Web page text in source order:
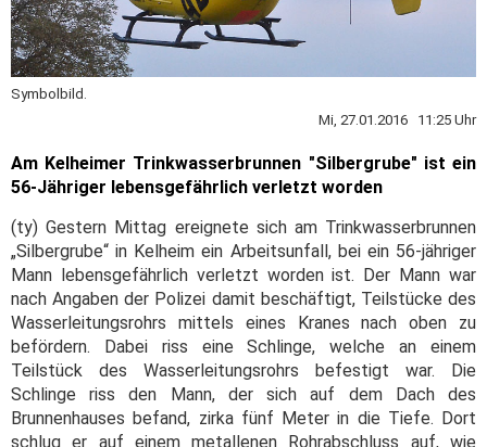
Symbolbild.
Mi, 27.01.2016 11:25 Uhr
Am Kelheimer Trinkwasserbrunnen "Silbergrube" ist ein
56-Jähriger lebensgefährlich verletzt worden
(ty) Gestern Mittag ereignete sich am Trinkwasserbrunnen
„Silbergrube“ in Kelheim ein Arbeitsunfall, bei ein 56-jähriger
Mann lebensgefährlich verletzt worden ist. Der Mann war
nach Angaben der Polizei damit beschäftigt, Teilstücke des
Wasserleitungsrohrs mittels eines Kranes nach oben zu
befördern. Dabei riss eine Schlinge, welche an einem
Teilstück des Wasserleitungsrohrs befestigt war. Die
Schlinge riss den Mann, der sich auf dem Dach des
Brunnenhauses befand, zirka fünf Meter in die Tiefe. Dort
schlug er auf einem metallenen Rohrabschluss auf, wie